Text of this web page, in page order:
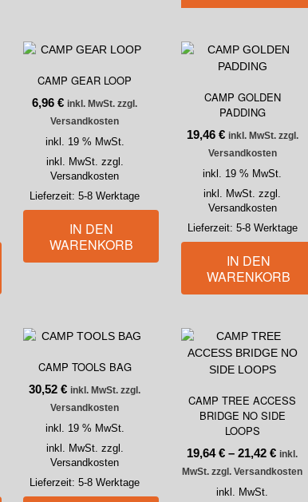
CAMP GEAR LOOP
6,96€ inkl. MwSt. zzgl.
Versandkosten
inkl. 19 % MwSt.
inkl. MwSt. zzgl.
Versandkosten
Lieferzeit:5-8 Werktage
IN DEN
WARENKORB
CAMP GOLDEN
PADDING
19,46 € inkl. MwSt. zzgl.
Versandkosten
inkl. 19 % MwSt.
inkl. MwSt. zzgl.
Versandkosten
Lieferzeit: 5-8 Werktage
IN DEN
WARENKORB
CAMP TOOLS BAG
30,52€ inkl. MwSt. zzgl.
Versandkosten
inkl. 19 % MwSt.
inkl. MwSt. zzgl.
Versandkosten
Lieferzeit:5-8 Werktage
CAMP TREE ACCESS
BRIDGE NO SIDE
LOOPS
19,64€ –21,42€ inkl.
MwSt. zzgl. Versandkosten
inkl. MwSt.